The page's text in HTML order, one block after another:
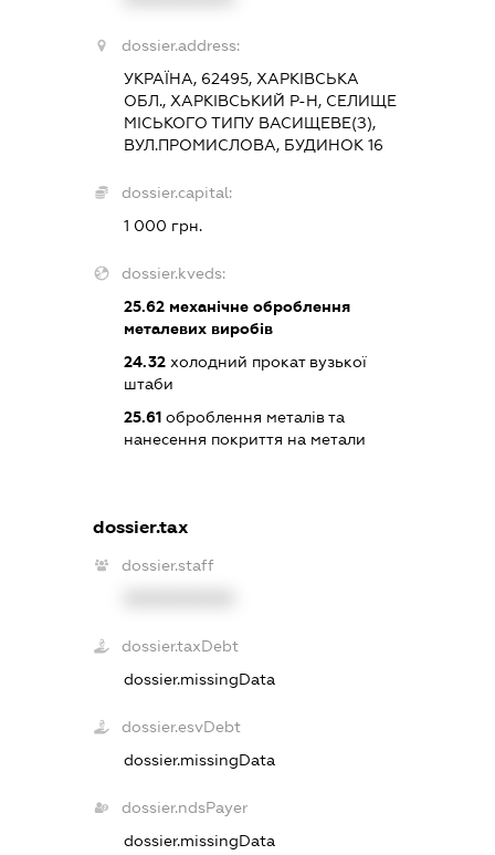
dossier.address:
УКРАЇНА, 62495, ХАРКІВСЬКА
ОБЛ., ХАРКІВСЬКИЙ Р-Н, СЕЛИЩЕ
МІСЬКОГО ТИПУ ВАСИЩЕВЕ(З),
ВУЛ.ПРОМИСЛОВА, БУДИНОК 16
dossier.capital:
1 000 грн.
dossier.kveds:
25.62механічне оброблення
металевих виробів
24.32холодний прокат вузької
штаби
25.61оброблення металів та
нанесення покриття на метали
dossier.tax
dossier.staff
dossier.taxDebt
dossier.missingData
dossier.esvDebt
dossier.missingData
dossier.ndsPayer
dossier.missingData